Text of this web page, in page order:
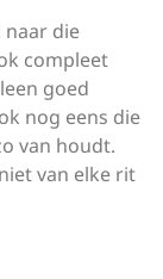
naar die
compleet
goed
nog eens die
van houdt.
van elke rit